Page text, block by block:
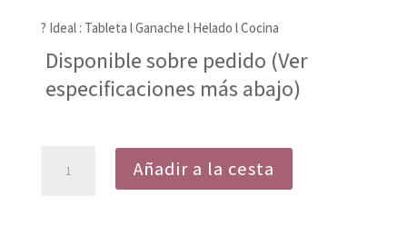
? Ideal : Tableta l Ganache l Helado l Cocina
Disponible sobre pedido (Ver
especificaciones más abajo)
Añadir a la cesta